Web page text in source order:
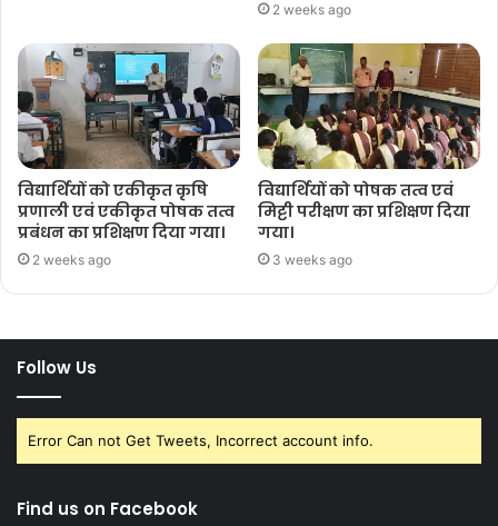
2 weeks ago
विद्यार्थियों को एकीकृत कृषि
प्रणाली एवं एकीकृत पोषक तत्व
प्रबंधन का प्रशिक्षण दिया गया।
2 weeks ago
विद्यार्थियों को पोषक तत्व एवं
मिट्टी परीक्षण का प्रशिक्षण दिया
गया।
3 weeks ago
Follow Us
Error Can not Get Tweets, Incorrect account info.
Find us on Facebook